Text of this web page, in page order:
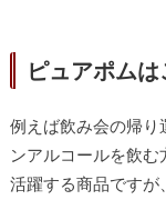
ピュアポム
例えば飲み会の帰り
ンアルコールを飲
活躍する商品ですが